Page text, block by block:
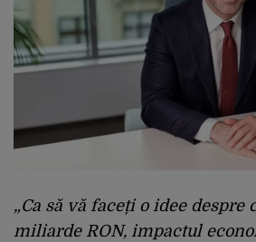
„Ca să vă faceți o idee despre
miliarde RON, impactul